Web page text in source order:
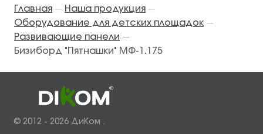
Главная — Наша продукция —
Оборудование для детских площадок —
Развивающие панели —
Бизиборд "Пятнашки" МФ-1.175
© 2012 - 2026 ДиКом .